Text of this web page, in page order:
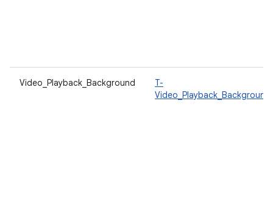
Video_Playback_Background
T-
Video_Playback_Background